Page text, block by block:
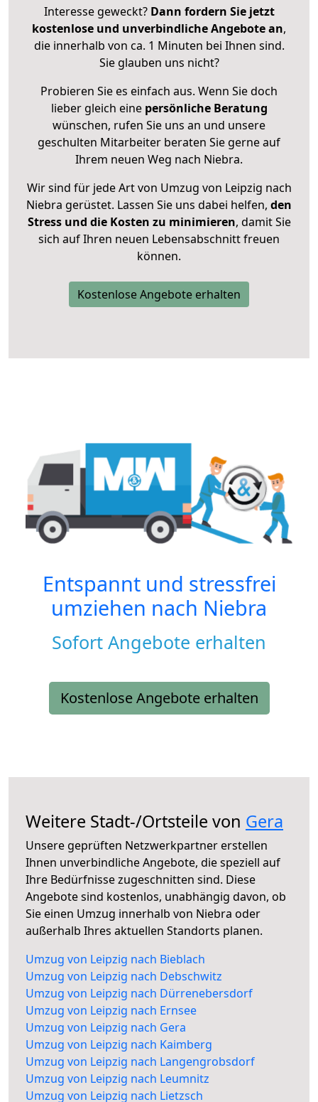
Interesse geweckt? Dann fordern Sie jetzt
kostenlose und unverbindliche Angebote an,
die innerhalb von ca. 1 Minuten bei Ihnen sind.
Sie glauben uns nicht?
Probieren Sie es einfach aus. Wenn Sie doch
lieber gleich eine persönliche Beratung
wünschen, rufen Sie uns an und unsere
geschulten Mitarbeiter beraten Sie gerne auf
Ihrem neuen Weg nach Niebra.
Wir sind für jede Art von Umzug von Leipzig nach
Niebra gerüstet. Lassen Sie uns dabei helfen, den
Stress und die Kosten zu minimieren, damit Sie
sich auf Ihren neuen Lebensabschnitt freuen
können.
Kostenlose Angebote erhalten
Entspannt und stressfrei
umziehen nach Niebra
Sofort Angebote erhalten
Kostenlose Angebote erhalten
Weitere Stadt-/Ortsteile von Gera
Unsere geprüften Netzwerkpartner erstellen
Ihnen unverbindliche Angebote, die speziell auf
Ihre Bedürfnisse zugeschnitten sind. Diese
Angebote sind kostenlos, unabhängig davon, ob
Sie einen Umzug innerhalb von Niebra oder
außerhalb Ihres aktuellen Standorts planen.
Umzug von Leipzig nach Bieblach
Umzug von Leipzig nach Debschwitz
Umzug von Leipzig nach Dürrenebersdorf
Umzug von Leipzig nach Ernsee
Umzug von Leipzig nach Gera
Umzug von Leipzig nach Kaimberg
Umzug von Leipzig nach Langengrobsdorf
Umzug von Leipzig nach Leumnitz
Umzug von Leipzig nach Lietzsch